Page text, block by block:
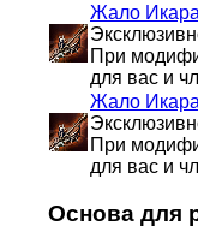
Жало Икара
При
для вас и
Жало Икара
При
для вас и
Основа для